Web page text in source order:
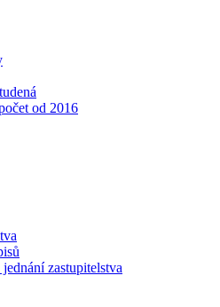
od 2016
zastupitelstva